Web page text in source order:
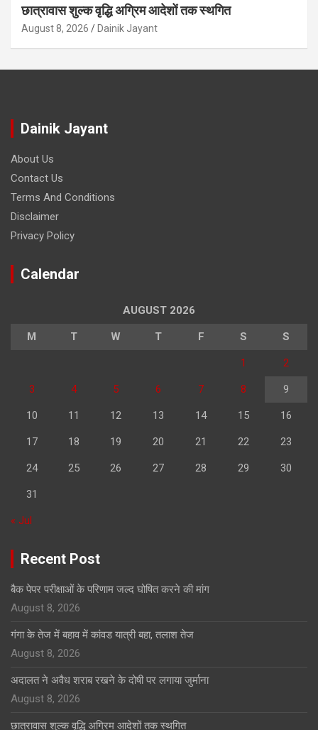
छात्रावास शुल्क वृद्धि अग्रिम आदेशों तक स्थगित
August 8, 2026 Dainik Jayant
Dainik Jayant
About Us
Contact Us
Terms And Conditions
Disclaimer
Privacy Policy
Calendar
AUGUST 2026
M T W T F S S
1 2
3 4 5 6 7 8 9
10 11 12 13 14 15 16
17 18 19 20 21 22 23
24 25 26 27 28 29 30
31
« Jul
Recent Post
बैक पेपर परीक्षाओं के परिणाम जल्द घोषित करने की मांग
August 8, 2026
गंगा के तेज में बहाव में कांवड यात्री बहा, तलाश तेज
August 8, 2026
अदालत ने अवैध शराब रखने के दोषी पर लगाया जुर्माना
August 8, 2026
छात्रावास शुल्क वृद्धि अग्रिम आदेशों तक स्थगित